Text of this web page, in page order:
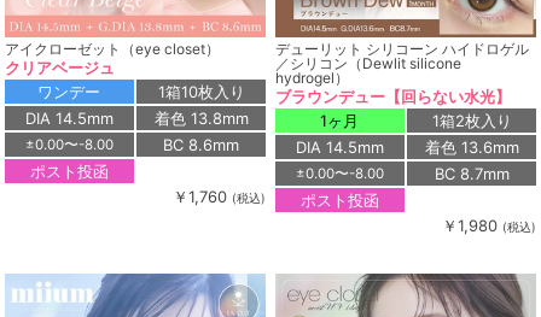
アイクローゼット（eye closet）
クリアベージュ
ワンデー
1箱10枚入り
DIA 14.5mm
着色 13.8mm
±0.00〜-8.00
BC 8.6mm
ポスト投函
￥1,760 (税込)
デューリット シリコーン ハイドロゲル
／シリコン（Dewlit silicone
hydrogel）
ブラウンデュー【回らない水光】
1ヶ月
1箱2枚入り
DIA 14.5mm
着色 13.6mm
±0.00〜-8.00
BC 8.7mm
ポスト投函
￥1,980 (税込)